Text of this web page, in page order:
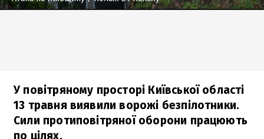
У повітряному просторі Київської області
13 травня виявили ворожі безпілотники.
Сили протиповітряної оборони працюють
по цілях.